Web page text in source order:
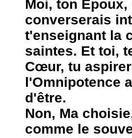
Moi, ton
converserais
t'enseignant la
saintes. Et toi,
Cœur, tu
l'Omnipotence
d'être.
Non, Ma
comme le